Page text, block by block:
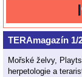
TERAmagazín 1/
Mořské želvy,
herpetologie a